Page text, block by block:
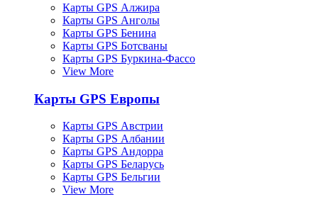
Карты GPS Алжира
Карты GPS Анголы
Карты GPS Бенина
Карты GPS Ботсваны
Карты GPS Буркина-Фассо
View More
Карты GPS Европы
Карты GPS Австрии
Карты GPS Албании
Карты GPS Андорра
Карты GPS Беларусь
Карты GPS Бельгии
View More